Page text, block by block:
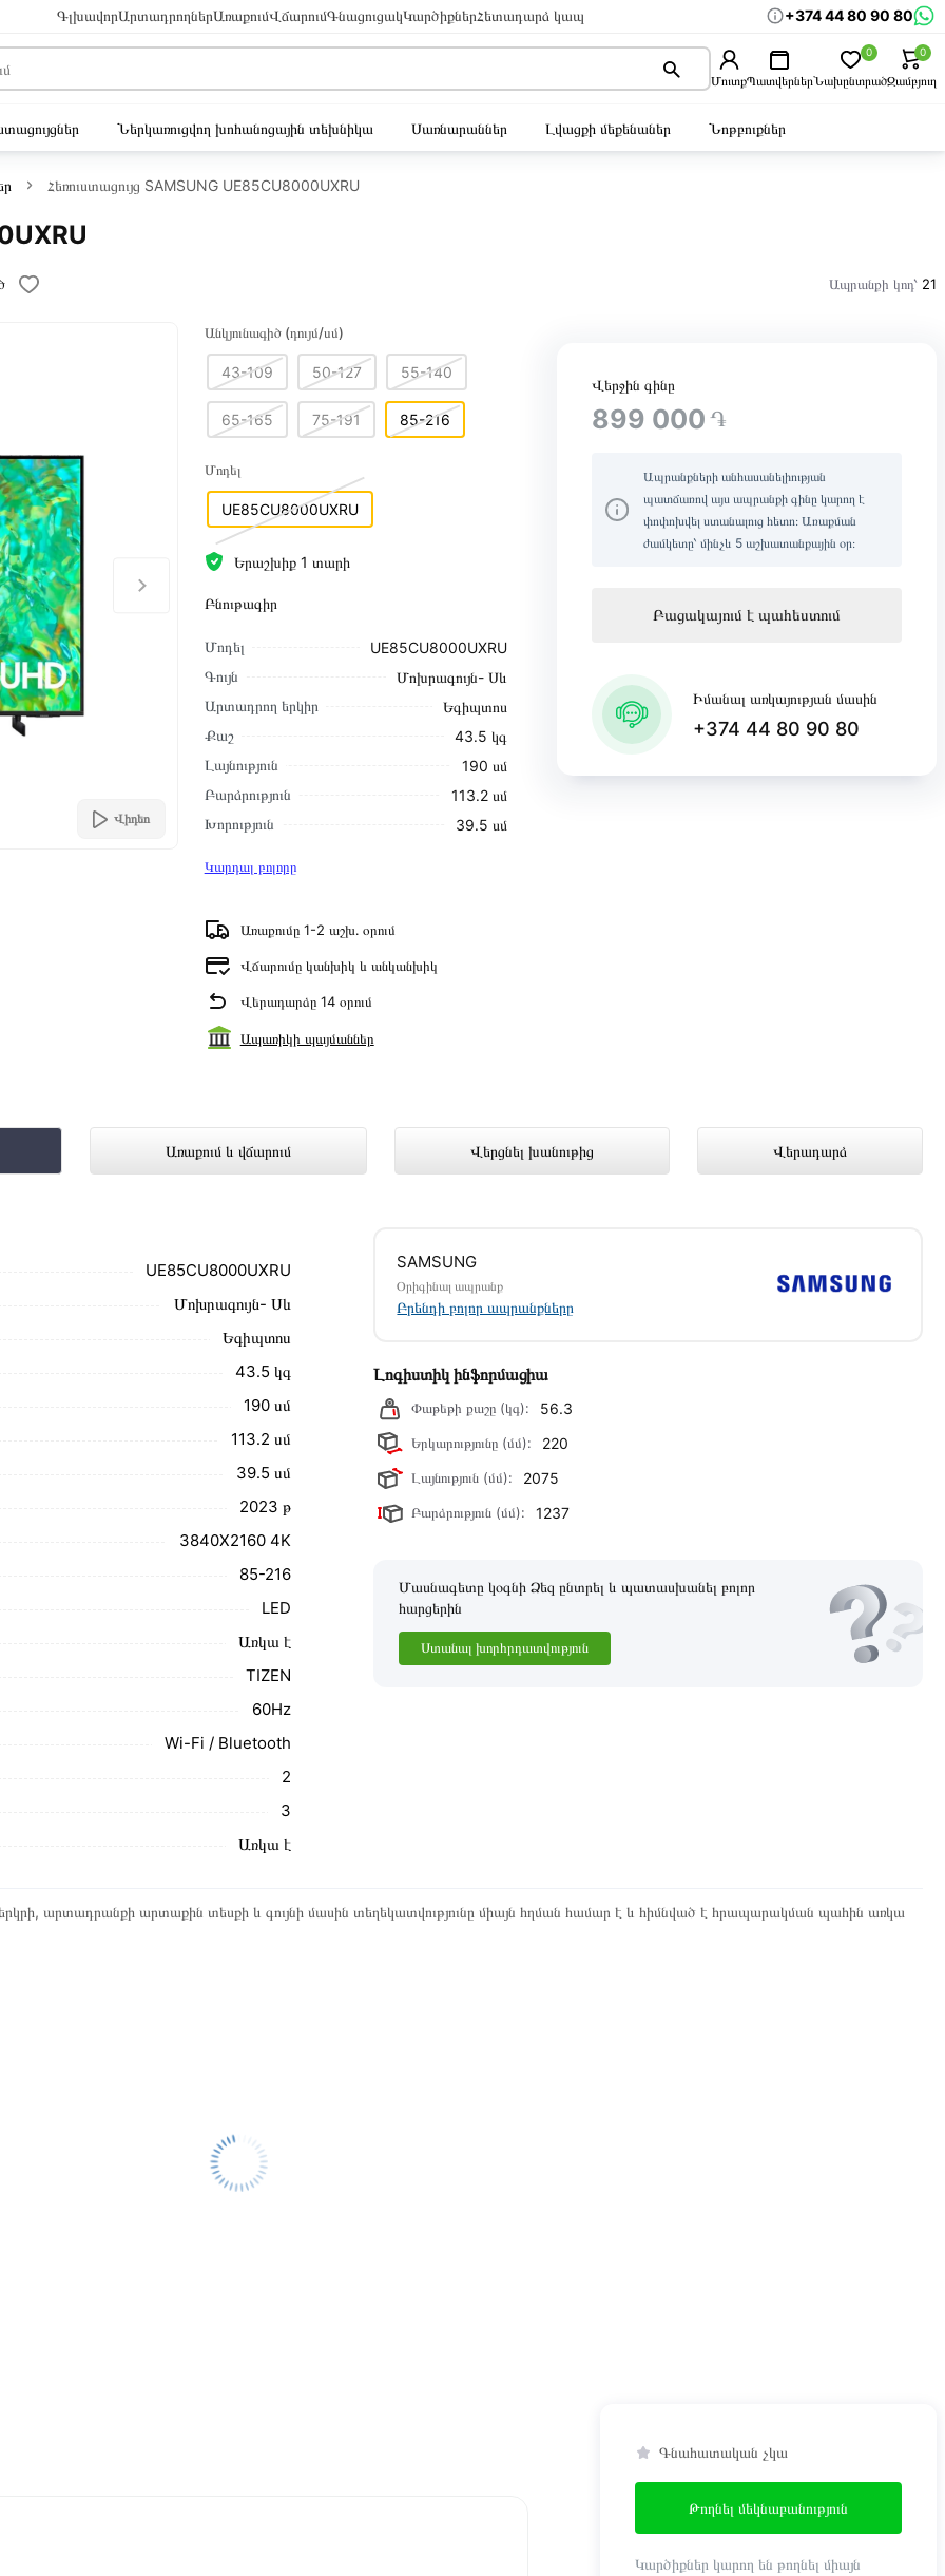
ԳլխավորԱրտադրողներԱռաքումՎճարումԳնացուցակԿարծիքներՀետադարձ կապ +374 44 80 90 80
ՄուտքՊատվերներՆախընտրած
0
Զամբյուղ
0
Ներկառուցվող խոհանոցային տեխնիկա Սառնարաններ Լվացքի մեքենաներ Նոթբուքներ
Հեռուստացույց SAMSUNG UE85CU8000UXRU
Ապրանքի կոդ՝ 21
Վիդեո
Անկյունագիծ (դույմ/սմ)
43-109 50-127 55-140
65-165 75-191 85-216
Մոդել
UE85CU8000UXRU
Երաշխիք 1 տարի
Բնութագիր
Մոդել
UE85CU8000UXRU
Գույն
Մոխրագույն- Սև
Արտադրող երկիր
Եգիպտոս
Քաշ
43․5 կգ
Լայնություն
190 սմ
Բարձրություն
113․2 սմ
Խորություն
39․5 սմ
Կարդալ բոլորը
Առաքումը 1-2 աշխ․ օրում
Վճարումը կանխիկ և անկանխիկ
Վերադարձը 14 օրում
Ապառիկի պայմաններ
Վերջին գինը
899 000 ֏
Ապրանքների անհասանելիության
պատճառով այս ապրանքի գինը կարող է
փոփոխվել ստանալուց հետո։ Առաքման
ժամկետը՝ մինչև 5 աշխատանքային օր։
Բացակայում է պահեստում
Իմանալ առկայության մասին
+374 44 80 90 80
Առաքում և վճարում Վերցնել խանութից Վերադարձ
ներկայացված է Technomix առցանց խանութում լավագույն գնով
առաքման և վճարման պայմանները
հետ՝ համաձայնեցնելու առաքման
UE85CU8000UXRU
Մոխրագույն- Սև
Եգիպտոս
43․5 կգ
190 սմ
113․2 սմ
39․5 սմ
2023 թ
3840X2160 4K
85-216
LED
Առկա է
TIZEN
60Hz
Wi-Fi / Bluetooth
2
3
Առկա է
SAMSUNG
Օրիգինալ ապրանք
Բրենդի բոլոր ապրանքները
Լոգիստիկ ինֆորմացիա
Փաթեթի քաշը (կգ): 56.3
Երկարությունը (մմ): 220
Լայնություն (մմ): 2075
Բարձրություն (մմ): 1237
Մասնագետը կօգնի Ձեզ ընտրել և պատասխանել բոլոր
հարցերին
Ստանալ խորհրդատվություն
արտադրանքի արտաքին տեսքի և գույնի մասին տեղեկատվությունը միայն հղման համար է և հիմնված է հրապարակման պահին առկա
Գնահատական չկա
Թողնել մեկնաբանություն
Կարծիքներ կարող են թողնել միայն